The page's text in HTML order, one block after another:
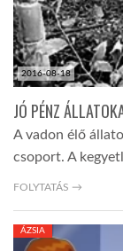
GLOBOTV
AFRIKA
2016-08-18
JÓ PÉNZ
A vadon élő
csoport. A
FOLYTATÁS →
ÁZSIA